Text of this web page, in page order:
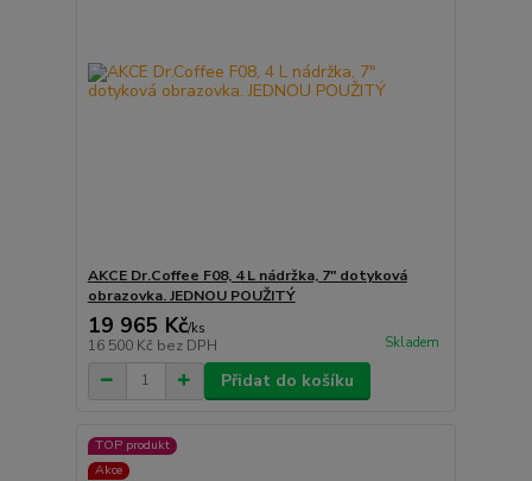
AKCE Dr.Coffee F08, 4 L nádržka, 7" dotyková
obrazovka. JEDNOU POUŽITÝ
19 965 Kč/ks
16 500 Kč bez DPH Skladem
Přidat do košíku
TOP produkt
Akce